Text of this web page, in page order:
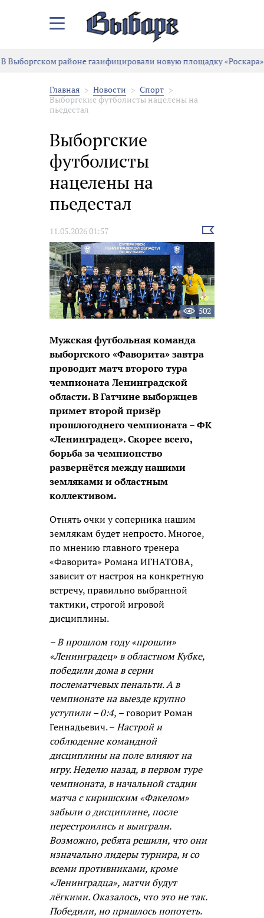
Закрыть/
меню
В Выборгском районе газифицировали новую площадку «Роскара»
Главная Новости
Спорт
Выборгские футболисты нацелены на
пьедестал
Выборгские
футболисты
нацелены на
пьедестал
11.05.2026 01:57
Выбрать
новость
502
Мужская футбольная команда
выборгского «Фаворита» завтра
проводит матч второго тура
чемпионата Ленинградской
области. В Гатчине выборжцев
примет второй призёр
прошлогоднего чемпионата – ФК
«Ленинградец». Скорее всего,
борьба за чемпионство
развернётся между нашими
земляками и областным
коллективом.
Отнять очки у соперника нашим
землякам будет непросто. Многое,
по мнению главного тренера
«Фаворита» Романа ИГНАТОВА,
зависит от настроя на конкретную
встречу, правильно выбранной
тактики, строгой игровой
дисциплины.
– В прошлом году «прошли»
«Ленинградец» в областном Кубке,
победили дома в серии
послематчевых пенальти. А в
чемпионате на выезде крупно
уступили – 0:4, – говорит Роман
Геннадьевич. –Настрой и
соблюдение командной
дисциплины на поле влияют на
игру. Неделю назад, в первом туре
чемпионата, в начальной стадии
матча с киришским «Факелом»
забыли о дисциплине, после
перестроились и выиграли.
Возможно, ребята решили, что они
изначально лидеры турнира, и со
всеми противниками, кроме
«Ленинградца», матчи будут
лёгкими. Оказалось, что это не так.
Победили, но пришлось попотеть.